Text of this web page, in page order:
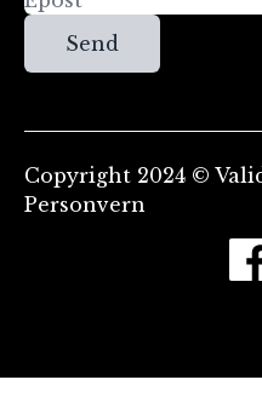
Send
Copyright 2024 ©
Personvern